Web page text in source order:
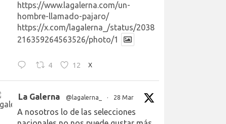
https://www.lagalerna.com/un-
hombre-llamado-pajaro/
https://x.com/lagalerna_/status/2038
216359264563526/photo/1
4 12 X
La Galerna @lagalerna_ · 28 Mar
A nosotros lo de las selecciones